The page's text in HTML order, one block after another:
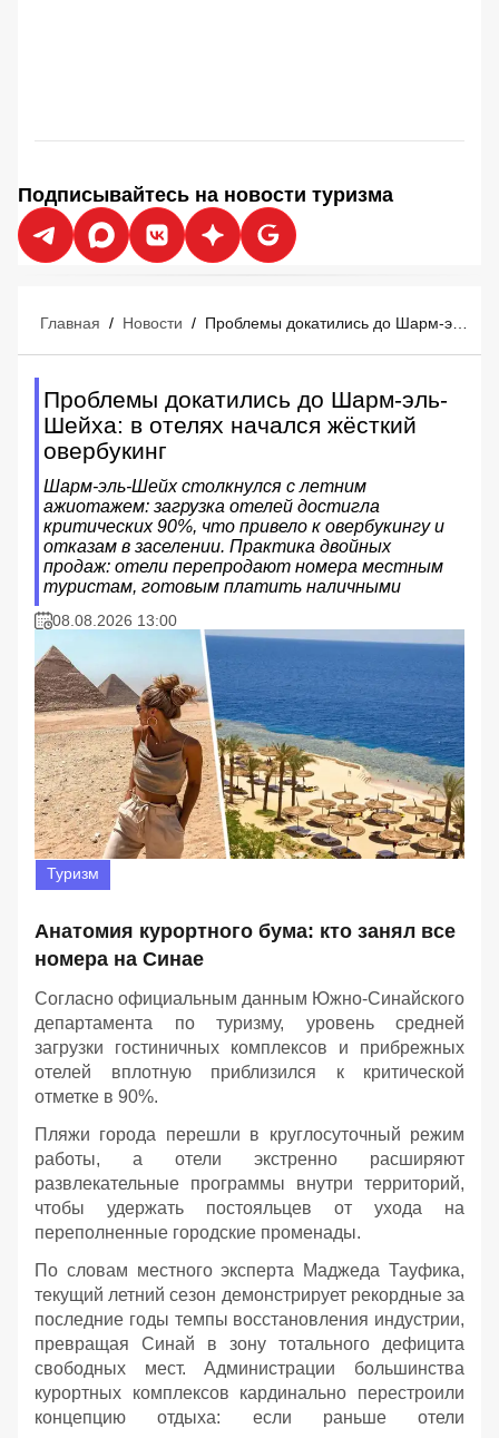
Подписывайтесь на новости туризма
Главная / Новости /
Проблемы докатились до Шарм-эль-
Шейха: в отелях начался жёсткий
овербукинг
Шарм-эль-Шейх столкнулся с летним
ажиотажем: загрузка отелей достигла
критических 90%, что привело к овербукингу и
отказам в заселении. Практика двойных
продаж: отели перепродают номера местным
туристам, готовым платить наличными
08.08.2026 13:00
Туризм
Анатомия курортного бума: кто занял все
номера на Синае
Согласно официальным данным Южно-Синайского
департамента по туризму, уровень средней
загрузки гостиничных комплексов и прибрежных
отелей вплотную приблизился к критической
отметке в 90%.
Пляжи города перешли в круглосуточный режим
работы, а отели экстренно расширяют
развлекательные программы внутри территорий,
чтобы удержать постояльцев от ухода на
переполненные городские променады.
По словам местного эксперта Маджеда Тауфика,
текущий летний сезон демонстрирует рекордные за
последние годы темпы восстановления индустрии,
превращая Синай в зону тотального дефицита
свободных мест. Администрации большинства
курортных комплексов кардинально перестроили
концепцию отдыха: если раньше отели